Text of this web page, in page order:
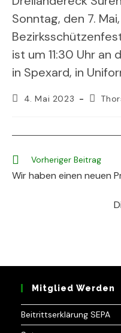
Sonntag, den 7.
ist um 11:30 Uhr
in Spexard, in
Beitrag
4. Mai 2023
Weitere
Artikel
Vorheriger Beitrag
Wir haben einen neuen
Mitglied Werden
Beitrittserklärung SEPA